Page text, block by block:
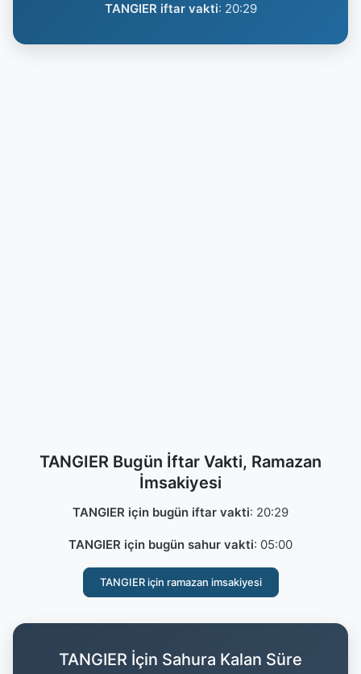
TANGIER iftar vakti: 20:29
TANGIER Bugün İftar Vakti, Ramazan
İmsakiyesi
TANGIER için bugün iftar vakti: 20:29
TANGIER için bugün sahur vakti: 05:00
TANGIER için ramazan imsakiyesi
TANGIER İçin Sahura Kalan Süre